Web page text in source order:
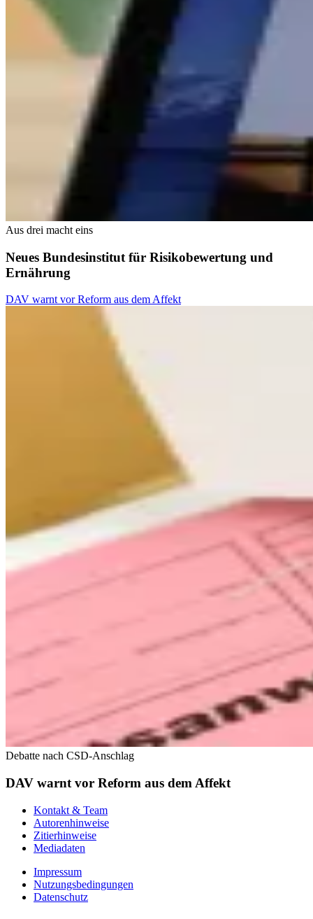
Aus drei macht eins
Neues Bundesinstitut für Risikobewertung und
Ernährung
DAV warnt vor Reform aus dem Affekt
Debatte nach CSD-Anschlag
DAV warnt vor Reform aus dem Affekt
Kontakt & Team
Autorenhinweise
Zitierhinweise
Mediadaten
Impressum
Nutzungsbedingungen
Datenschutz